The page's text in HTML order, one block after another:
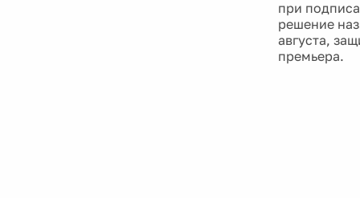
при
решение
августа,
премьера.